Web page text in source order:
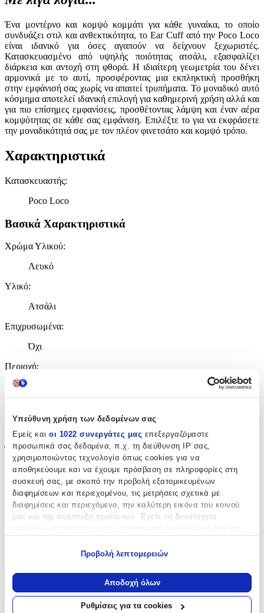
Υπεύθυνη χρήση των δεδομένων σας
Εμείς και οι 1022 συνεργάτες μας επεξεργαζόμαστε
προσωπικά σας δεδομένα, π.χ. τη διεύθυνση IP σας,
χρησιμοποιώντας τεχνολογία όπως cookies για να
αποθηκεύουμε και να έχουμε πρόσβαση σε πληροφορίες στη
συσκευή σας, με σκοπό την προβολή εξατομικευμένων
διαφημίσεων και περιεχομένου, τις μετρήσεις σχετικά με
διαφημίσεις και περιεχόμενο, την καλύτερη εικόνα του κοινού
μας και την ανάπτυξη προϊόντων. Έχετε τη δυνατότητα
Να συλλέξουμε πληροφορίες σχετικά με τη γεωγραφική
σας τοποθεσία, οι οποίες μπορεί να είναι ακριβείς σε
απόσταση μερικών μέτρων
Προβολή λεπτομερειών
Αποδοχή όλων
Ρυθμίσεις για τα cookies
Ένα μοντέρνο και κομψό κομμάτι για κάθε γυναίκα, το οποίο
συνδυάζει στιλ και ανθεκτικότητα, το Ear Cuff από την Poco Loco
είναι ιδανικό για όσες αγαπούν να δείχνουν ξεχωριστές.
Κατασκευασμένο από υψηλής ποιότητας ατσάλι, εξασφαλίζει
διάρκεια και αντοχή στη φθορά. Η ιδιαίτερη γεωμετρία του δένει
αρμονικά με το αυτί, προσφέροντας μια εκπληκτική προσθήκη
στην εμφάνισή σας χωρίς να απαιτεί τρυπήματα. Το μοναδικό αυτό
κόσμημα αποτελεί ιδανική επιλογή για καθημερινή χρήση αλλά και
για πιο επίσημες εμφανίσεις, προσθέτοντας λάμψη και έναν αέρα
κομψότητας σε κάθε σας εμφάνιση. Επιλέξτε το για να εκφράσετε
την μοναδικότητά σας με τον πλέον φινετσάτο και κομψό τρόπο.
Χαρακτηριστικά
Κατασκευαστής:
Poco Loco
Βασικά Χαρακτηριστικά
Χρώμα Υλικού:
Λευκό
Υλικό:
Ατσάλι
Επιχρυσωμένα:
Όχι
Περιοχή:
Έξτρα Χαρακτηριστικά
Piercing:
Όχι
Νυφικά:
Cuff
Clip: